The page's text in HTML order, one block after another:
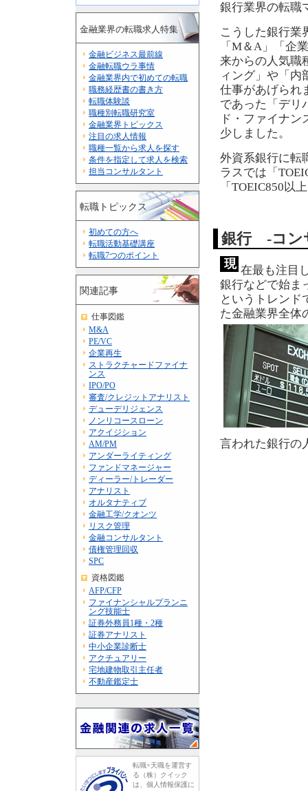
銀行業界の転職
こうした銀行業
「M＆A」「企
来からの人気職
ィング」や「内
仕事があげられ
であった「デリ
ド・ファイナ
少しました。
外資系銀行に転
ラスでは「
「TOEIC850以
銀行 -コン
現 在最も注目
銀行などで始ま
というトレンド
た金融業界全体
言われた銀行の
金融業界の転職求人特集
金融ビジネス最前線
金融転職ウラ事情
金融業界内で初めての転職
職務経歴書の書き方
転職体験談
職種別転職研究室
金融業界トピックス
注目の求人情報
職種一覧から求人を探す
条件を指定して求人を検索
担当コンサルタント
転職トピックス
初めての方へ
転職活動基礎講座
転職7つのポイント
関連記事
仕事図鑑
M&A
PE/VC
企業再生
ストラクチャードファイナ
ンス
IPO/PO
審査/クレジットアナリスト
デューデリジェンス
ノンリコースローン
アクイジション
AM/PM
アンダーライティング
ファンドマネージャー
ディーラー/トレーダー
アナリスト
オルタナティブ
金融工学/クオンツ
リスク管理
金融コンサルタント
債権管理回収
SPC
資格図鑑
AFP/CFP
ファイナンシャルプランニ
ング技能士
証券外務員1種・2種
証券アナリスト
中小企業診断士
アクチュアリー
宅地建物取引主任者
不動産鑑定士
転職×天職を運営す
る（株）クイック
は、個人情報保護に